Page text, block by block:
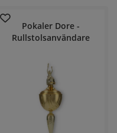
Pokaler Dore -
Rullstolsanvändare